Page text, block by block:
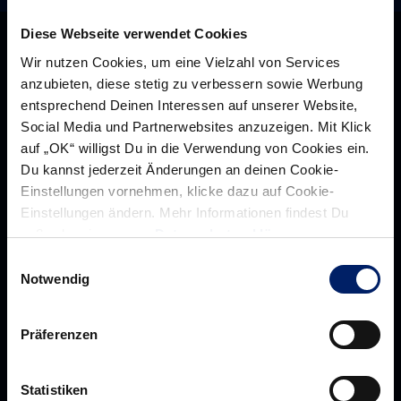
Diese Webseite verwendet Cookies
Wir nutzen Cookies, um eine Vielzahl von Services
anzubieten, diese stetig zu verbessern sowie Werbung
entsprechend Deinen Interessen auf unserer Website,
Social Media und Partnerwebsites anzuzeigen. Mit Klick
auf „OK“ willigst Du in die Verwendung von Cookies ein.
Du kannst jederzeit Änderungen an deinen Cookie-
Einstellungen vornehmen, klicke dazu auf Cookie-
Einstellungen ändern. Mehr Informationen findest Du
außerdem in unsererDatenschutzerklärung.
Notwendig
Präferenzen
Statistiken
uns
Werte der Löwen